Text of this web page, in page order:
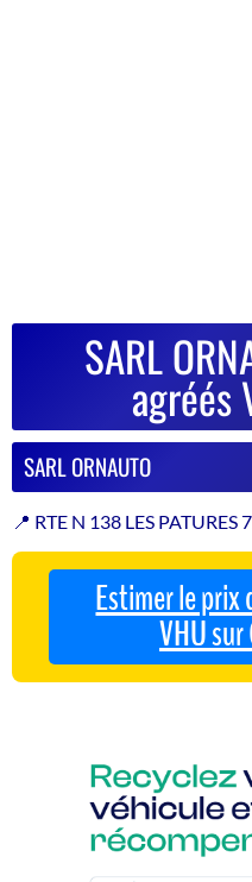
SARL
agréés
SARL ORNAUTO
📍 RTE N 138 LES
Estimer le
VHU